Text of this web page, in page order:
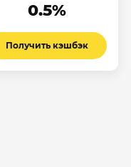
0.5%
Получить кэшбэк